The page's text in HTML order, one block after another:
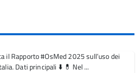
il Rapporto #OsMed 2025 sull’uso dei
Dati principali ⬇️ 💊 Nel ...